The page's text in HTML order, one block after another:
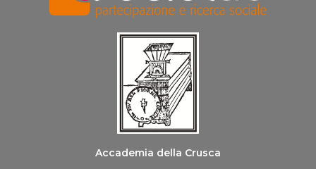
Accademia della Crusca